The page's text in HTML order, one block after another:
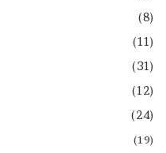
(8)
(11)
(31)
(12)
(24)
(19)